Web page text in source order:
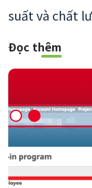
suất và chất
Đọc thêm